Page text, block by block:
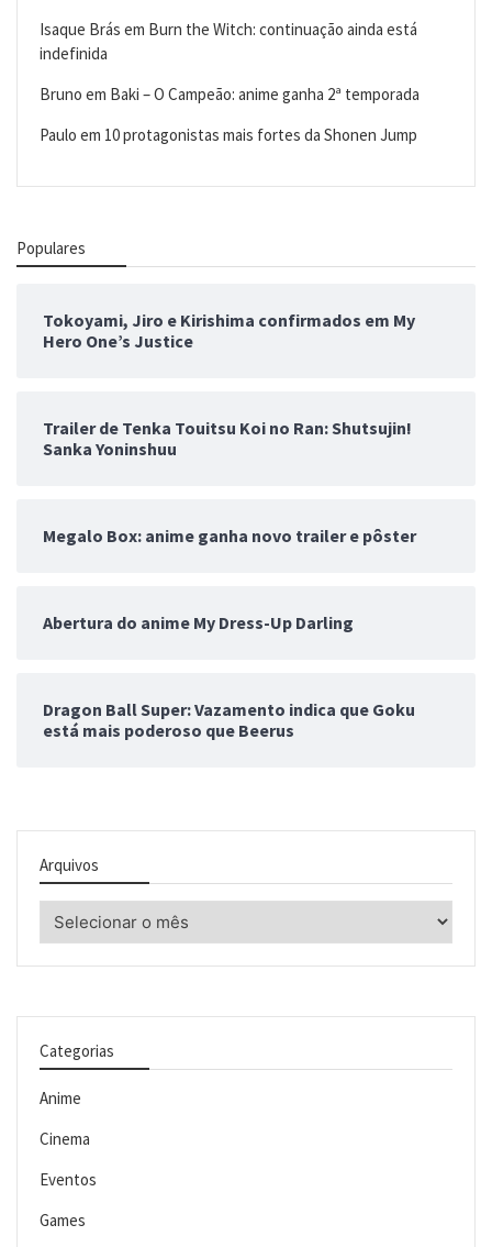
Isaque Brás em Burn the Witch: continuação ainda está
indefinida
Bruno em Baki – O Campeão: anime ganha 2ª temporada
Paulo em 10 protagonistas mais fortes da Shonen Jump
Populares
Tokoyami, Jiro e Kirishima confirmados em My
Hero One’s Justice
Trailer de Tenka Touitsu Koi no Ran: Shutsujin!
Sanka Yoninshuu
Megalo Box: anime ganha novo trailer e pôster
Abertura do anime My Dress-Up Darling
Dragon Ball Super: Vazamento indica que Goku
está mais poderoso que Beerus
Arquivos
Arquivos
Categorias
Anime
Cinema
Eventos
Games